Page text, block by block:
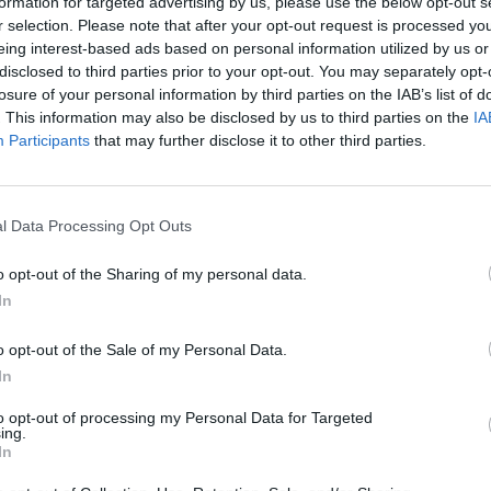
selection. Please note that after your opt-out request is processed
interest-based ads based on personal information utilized by us
to third parties prior to your opt-out. You may separately
of your personal information by third parties on the IAB’s list of
This information may also be disclosed by us to third parties on the
Participants that may further disclose it to other third parties.
Data Processing Opt Outs
opt-out of the Sharing of my personal data.
opt-out of the Sale of my Personal Data.
opt-out of processing my Personal Data for Targeted
písmen. Zadejte všechny
Vyberte své puzzle: